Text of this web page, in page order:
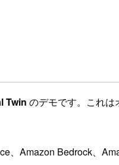
Twin のデモです。これ
、Amazon Bedrock、